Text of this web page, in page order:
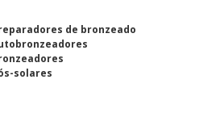
de bronzeado
solares